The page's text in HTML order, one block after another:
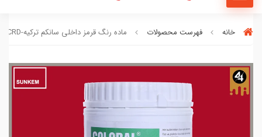
خانه فهرست محصولات ماده رنگ قرمز داخلی سانکم ترکیه-CRD